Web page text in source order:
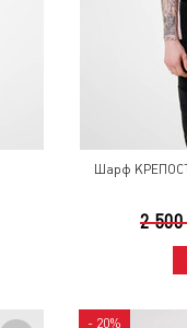
Шарф
2 500
- 20%